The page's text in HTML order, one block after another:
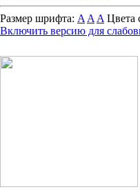
Размер шрифта: A A A Цвета
Включить версию для